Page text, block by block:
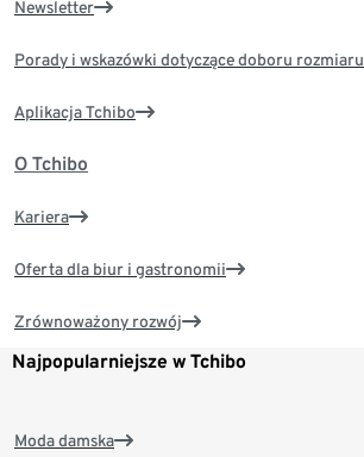
Newsletter
Porady i wskazówki dotyczące doboru rozmiaru
Aplikacja Tchibo
O Tchibo
Kariera
Oferta dla biur i gastronomii
Zrównoważony rozwój
Najpopularniejsze w Tchibo
Moda damska